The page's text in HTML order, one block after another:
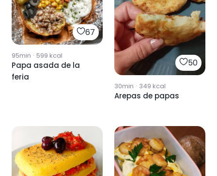
67
95min · 599 kcal
Papa asada de la
feria
50
30min · 349 kcal
Arepas de papas